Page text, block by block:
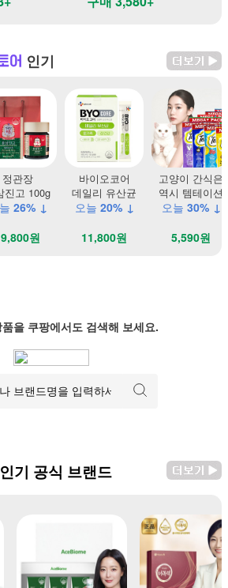
인기
정관장
진고 100g
26% ↓
원
바이오코어
데일리 유산균
오늘 20% ↓
11,800원
고양이 간식은
역시 템테이션
오늘 30% ↓
5,590원
을 쿠팡에서도 검색해 보세요.